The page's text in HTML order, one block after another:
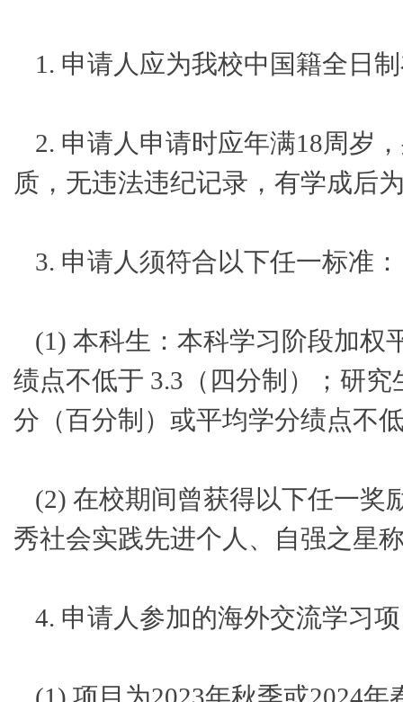
1. 申请人应为我校中国籍全日
2. 申请人申请时应年满18周岁
质，无违法违纪记录，有学成后
3. 申请人须符合以下任一标准：
(1) 本科生：本科学习阶段加权
绩点不低于 3.3（四分制）；研
分（百分制）或平均学分绩点不
(2) 在校期间曾获得以下任一奖
秀社会实践先进个人、自强之星
4. 申请人参加的海外交流学习